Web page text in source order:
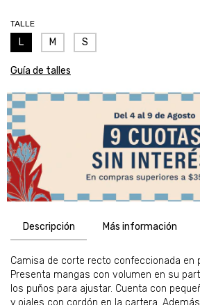
TALLE
L M S
Guía de talles
Descripción Más información
Camisa de corte recto confeccionada en
Presenta mangas con volumen en su
los puños para ajustar. Cuenta con